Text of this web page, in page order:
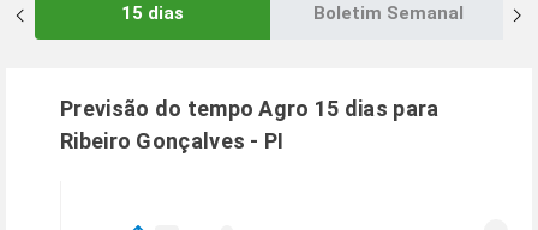
15 dias Boletim Semanal
Previsão do tempo Agro 15 dias para
Ribeiro Gonçalves - PI